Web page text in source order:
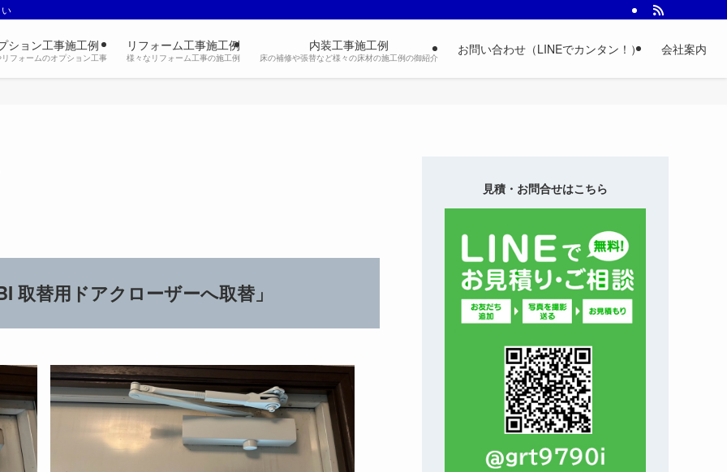
ション工事施工例
フォームのオプション工事
リフォーム工事施工例
様々なリフォーム工事の施工例
内装工事施工例
床の補修や張替など様々の床材の施工例の御紹介
お問い合わせ（LINEでカンタン！） 会社案内
取替用ドアクローザーへ取替」
見積・お問合せはこちら